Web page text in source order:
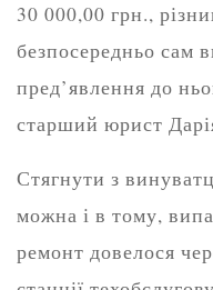
30 000,00 грн.,
безпосередньо сам
пред’явлення до
старший юрист
Стягнути з
можна і в тому,
ремонт довелося